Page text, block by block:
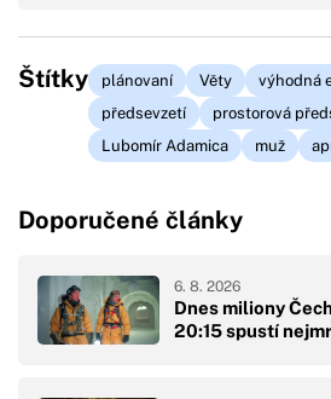
Štítky plánovaní Věty výhodná
předsevzetí
prostorová
Lubomír Adamica
muž
Doporučené články
Dnes miliony
20:15 spustí
6. 8. 2026